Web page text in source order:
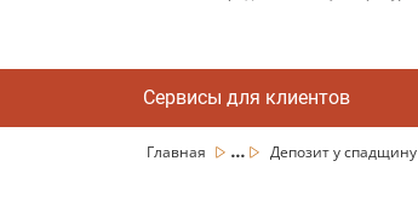
Сервисы для клиентов
Главная ... Депозит у спадщину